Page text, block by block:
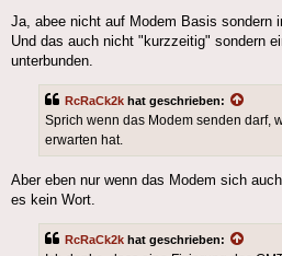
Ja, abee nicht auf Modem Basis sondern
Und das auch nicht "kurzzeitig" sondern
unterbunden.
RcRaCk2k hat geschrieben:
Sprich wenn das Modem senden darf,
erwarten hat.
Aber eben nur wenn das Modem sich
es kein Wort.
RcRaCk2k hat geschrieben: